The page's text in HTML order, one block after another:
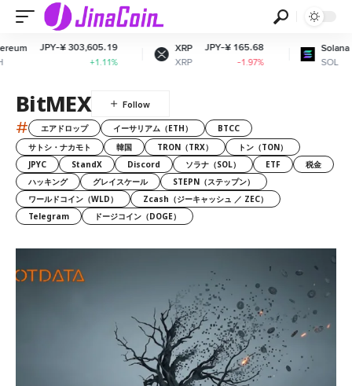
¥ 303,605.19 JPY-¥ 165.68
-1.97%
JPY-¥
BitMEX
# エアドロップ イーサリアム（ETH）
BTCC
サトシ・ナカモト
韓国 TRON（TRX）
トン（TON）
JPYC
StandX Discord ソラナ（SOL） ETF
税金
ハッキング
グレイスケール
STEPN（ステップン）
ワールドコイン（WLD）
Zcash（ジーキャッシュ ／ ZEC）
Telegram
ドージコイン（DOGE）